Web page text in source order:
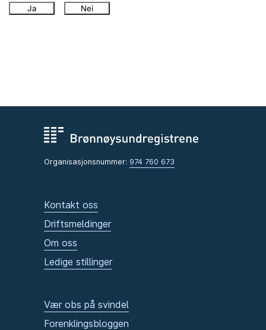
Ja Nei
Organisasjonsnummer: 974 760 673
Kontakt oss
Driftsmeldinger
Om oss
Ledige stillinger
Vær obs på svindel
Forenklingsbloggen